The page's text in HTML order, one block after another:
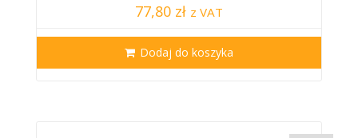
77,80 zł z VAT
Dodaj do koszyka